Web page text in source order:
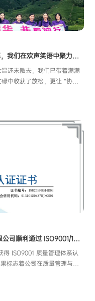
上海尧疆化学有限公司 夏季团建圆满落幕，我们在欢声笑语中聚力前行！
还未散去，我们已带着满满
中收获了放松，更让 “协
再创佳绩的底气。前路漫
鼎新致远 质创未来 ——上海尧疆化学有限公司顺利通过 ISO9001/14001 双体系认证，筑牢高质量发展基石
ISO9001 质量管理体系认
标志着公司在质量管理与环
核心聚焦于企业需构建科